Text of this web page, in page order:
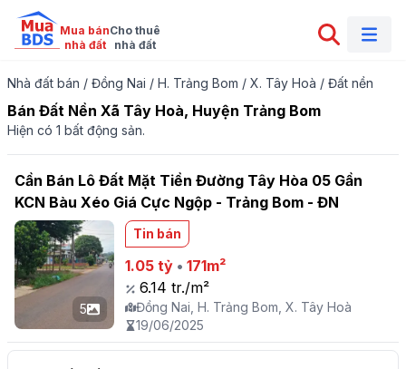
Mua bán
nhà đất
Cho thuê
nhà đất
Nhà đất bán / Đồng Nai / H. Trảng Bom / X. Tây Hoà / Đất nền
Bán Đất Nền Xã Tây Hoà, Huyện Trảng Bom
Hiện có 1 bất động sản.
Cần Bán Lô Đất Mặt Tiền Đường Tây Hòa 05 Gần
KCN Bàu Xéo Giá Cực Ngộp - Trảng Bom - ĐN
5
Tin bán
1.05 tỷ •171m²
6.14 tr./m²
Đồng Nai, H. Trảng Bom, X. Tây Hoà
19/06/2025